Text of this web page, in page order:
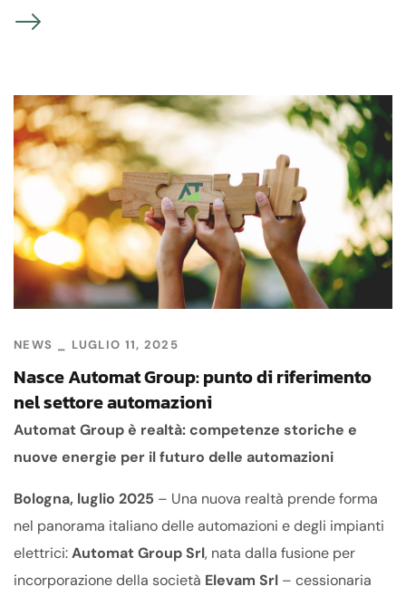
NEWS LUGLIO 11, 2025
Nasce Automat Group: punto di riferimento
nel settore automazioni
Automat Group è realtà: competenze storiche e
nuove energie per il futuro delle automazioni
Bologna, luglio 2025 – Una nuova realtà prende forma
nel panorama italiano delle automazioni e degli impianti
elettrici:Automat Group Srl, nata dalla fusione per
incorporazione della società Elevam Srl – cessionaria